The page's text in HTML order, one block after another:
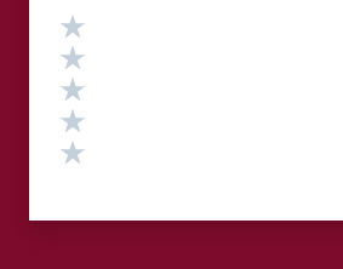
Valutazione